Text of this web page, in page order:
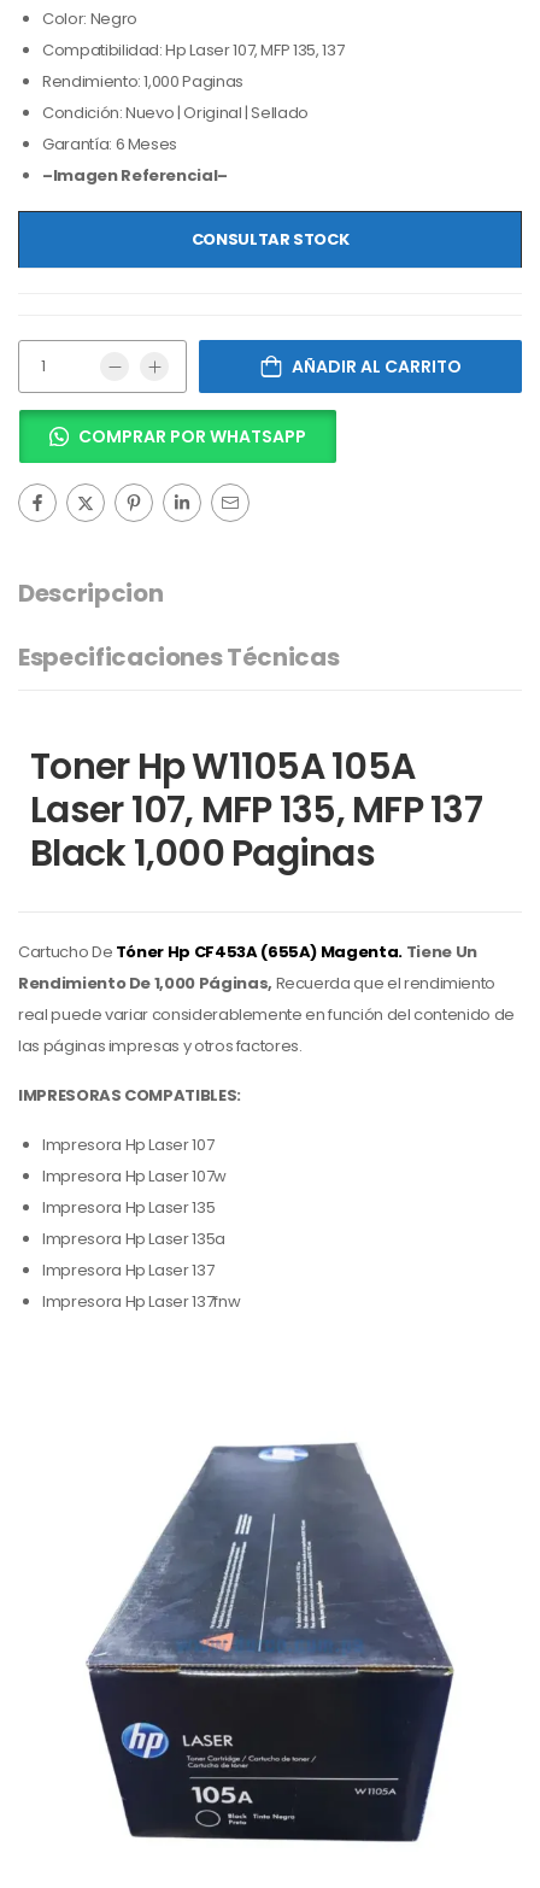
Color: Negro
Compatibilidad: Hp Laser 107, MFP 135, 137
Rendimiento: 1,000 Paginas
Condición: Nuevo | Original | Sellado
Garantía: 6 Meses
–Imagen Referencial–
CONSULTAR STOCK
AÑADIR AL CARRITO
COMPRAR POR WHATSAPP
Descripcion
Especificaciones Técnicas
Toner Hp W1105A 105A
Laser 107, MFP 135, MFP 137
Black 1,000 Paginas
Cartucho De Tóner Hp CF453A (655A) Magenta. Tiene Un
Rendimiento De 1,000 Páginas, Recuerda que el rendimiento
real puede variar considerablemente en función del contenido de
las páginas impresas y otros factores.
IMPRESORAS COMPATIBLES:
Impresora Hp Laser 107
Impresora Hp Laser 107w
Impresora Hp Laser 135
Impresora Hp Laser 135a
Impresora Hp Laser 137
Impresora Hp Laser 137fnw